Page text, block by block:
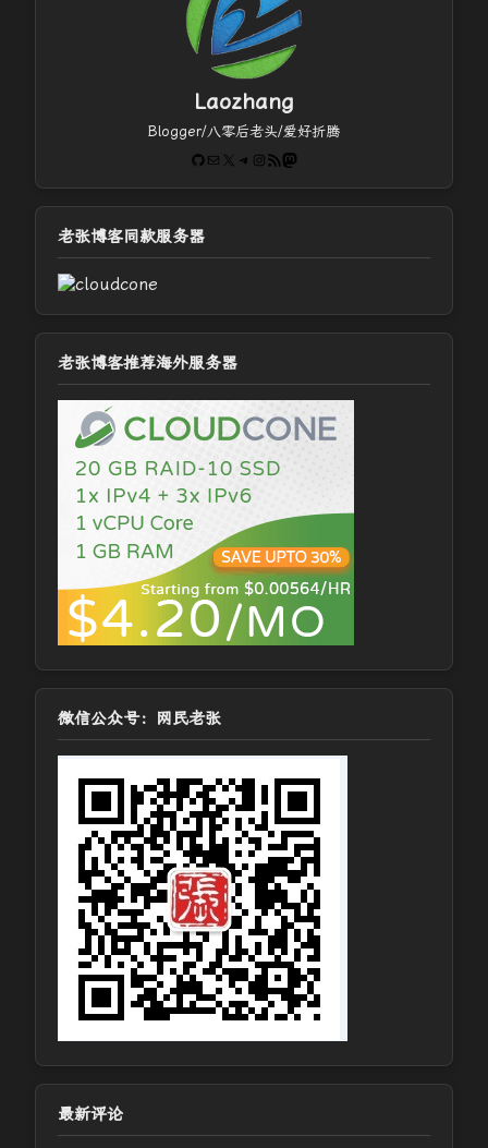
Laozhang
Blogger/八零后老头/爱好折腾
GitHub
电子邮件 X Telegram
Instagram
RSS FeedMastodon
老张博客同款服务器
老张博客推荐海外服务器
微信公众号：网民老张
最新评论